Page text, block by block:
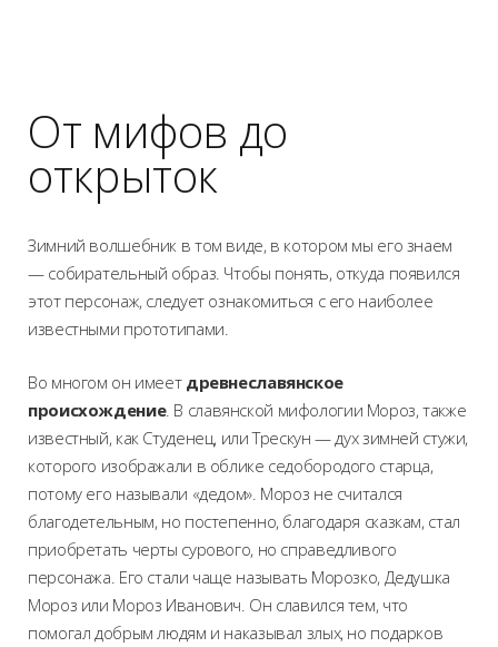
От мифов до
открыток
Зимний волшебник в том виде, в котором мы его знаем
— собирательный образ. Чтобы понять, откуда появился
этот персонаж, следует ознакомиться с его наиболее
известными прототипами.
Во многом он имеет древнеславянское
происхождение. В славянской мифологии Мороз, также
известный, как Студенец, или Трескун — дух зимней стужи,
которого изображали в облике седобородого старца,
потому его называли «дедом». Мороз не считался
благодетельным, но постепенно, благодаря сказкам, стал
приобретать черты сурового, но справедливого
персонажа. Его стали чаще называть Морозко, Дедушка
Мороз или Мороз Иванович. Он славился тем, что
помогал добрым людям и наказывал злых, но подарков